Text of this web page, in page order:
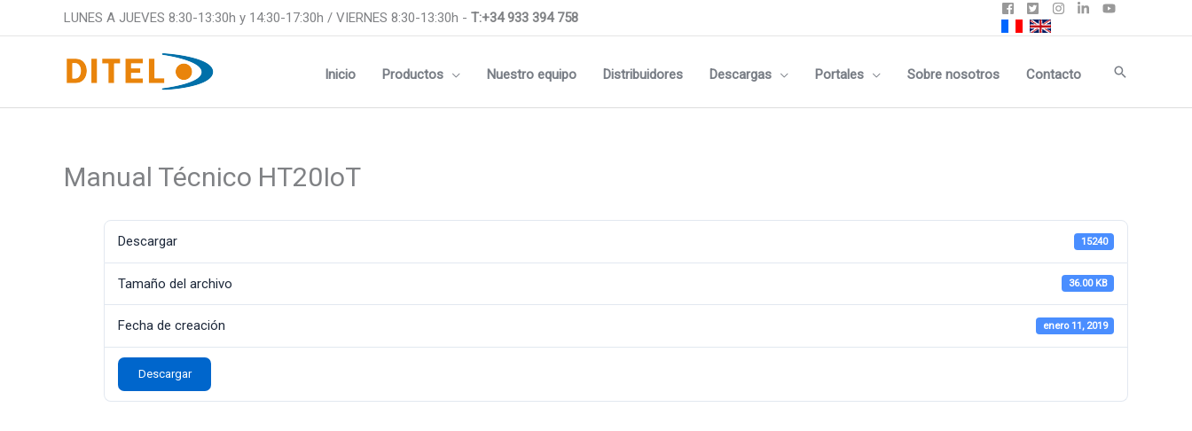
LUNES A JUEVES 8:30-13:30h y 14:30-17:30h / VIERNES 8:30-13:30h - T:+34 933 394 758
Inicio Productos Nuestro equipo Distribuidores Descargas Portales Sobre nosotros Contacto Buscar
Manual Técnico HT20IoT
Descargar 15240
Tamaño del archivo 36.00 KB
Fecha de creación enero 11, 2019
Descargar